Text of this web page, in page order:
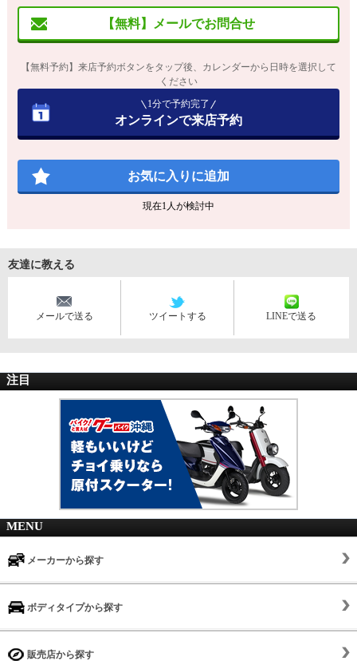
【無料】メールでお問合せ
【無料予約】来店予約ボタンをタップ後、カレンダーから日時を選択して
ください
1分で予約完了
オンラインで来店予約
お気に入りに追加
現在1人が検討中
友達に教える
メールで送る ツイートする LINEで送る
注目
MENU
メーカーから探す
ボディタイプから探す
販売店から探す